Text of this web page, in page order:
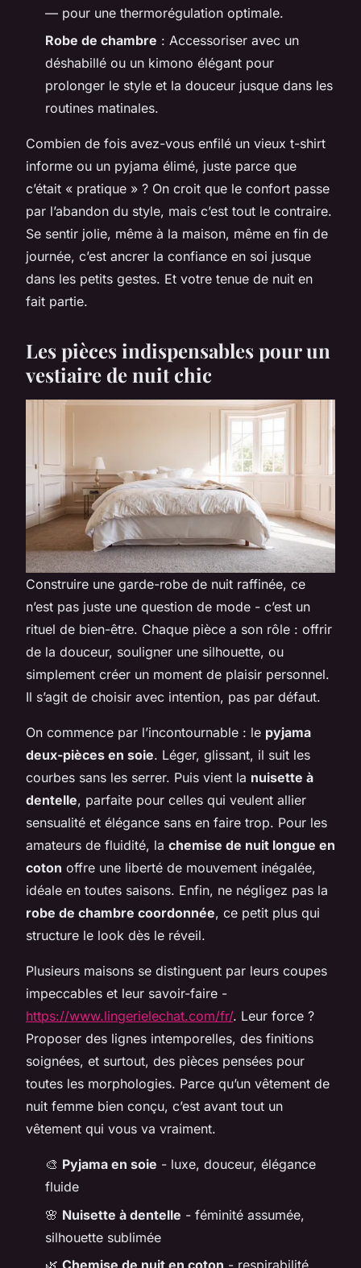
— pour une thermorégulation optimale.
Robe de chambre : Accessoriser avec un
déshabillé ou un kimono élégant pour
prolonger le style et la douceur jusque dans les
routines matinales.
Combien de fois avez-vous enfilé un vieux t-shirt
informe ou un pyjama élimé, juste parce que
c’était « pratique » ? On croit que le confort passe
par l’abandon du style, mais c’est tout le contraire.
Se sentir jolie, même à la maison, même en fin de
journée, c’est ancrer la confiance en soi jusque
dans les petits gestes. Et votre tenue de nuit en
fait partie.
Les pièces indispensables pour un
vestiaire de nuit chic
Construire une garde-robe de nuit raffinée, ce
n’est pas juste une question de mode - c’est un
rituel de bien-être. Chaque pièce a son rôle : offrir
de la douceur, souligner une silhouette, ou
simplement créer un moment de plaisir personnel.
Il s’agit de choisir avec intention, pas par défaut.
On commence par l’incontournable : le pyjama
deux-pièces en soie. Léger, glissant, il suit les
courbes sans les serrer. Puis vient la nuisette à
dentelle, parfaite pour celles qui veulent allier
sensualité et élégance sans en faire trop. Pour les
amateurs de fluidité, la chemise de nuit longue en
coton offre une liberté de mouvement inégalée,
idéale en toutes saisons. Enfin, ne négligez pas la
robe de chambre coordonnée, ce petit plus qui
structure le look dès le réveil.
Plusieurs maisons se distinguent par leurs coupes
impeccables et leur savoir-faire -
https://www.lingerielechat.com/fr/. Leur force ?
Proposer des lignes intemporelles, des finitions
soignées, et surtout, des pièces pensées pour
toutes les morphologies. Parce qu’un vêtement de
nuit femme bien conçu, c’est avant tout un
vêtement qui vous va vraiment.
🎨 Pyjama en soie - luxe, douceur, élégance
fluide
🌸 Nuisette à dentelle - féminité assumée,
silhouette sublimée